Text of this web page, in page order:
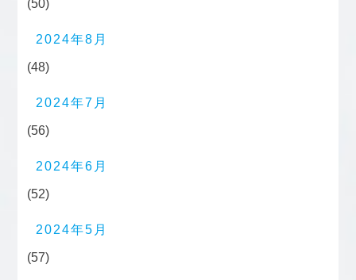
(50)
2024年8月
(48)
2024年7月
(56)
2024年6月
(52)
2024年5月
(57)